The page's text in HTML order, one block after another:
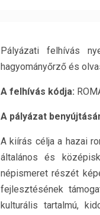
Pályázati felhívás
hagyományőrző és
A felhívás kódja:
A pályázat
A kiírás célja a hazai
általános és
népismeret részét
fejlesztésének
kulturális tartalmú,